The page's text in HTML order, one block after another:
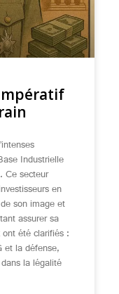
Industrielle
secteur
en
son image et
assurer sa
été clarifiés :
et la défense,
la légalité